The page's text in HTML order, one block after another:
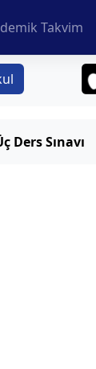
Takvim
Ders Sınavı